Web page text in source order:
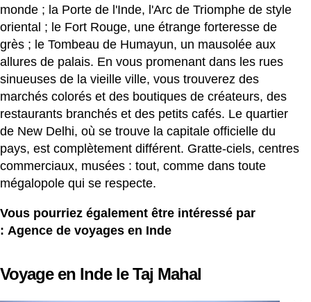
monde ; la Porte de l'Inde, l'Arc de Triomphe de style
oriental ; le Fort Rouge, une étrange forteresse de
grès ; le Tombeau de Humayun, un mausolée aux
allures de palais. En vous promenant dans les rues
sinueuses de la vieille ville, vous trouverez des
marchés colorés et des boutiques de créateurs, des
restaurants branchés et des petits cafés. Le quartier
de New Delhi, où se trouve la capitale officielle du
pays, est complètement différent. Gratte-ciels, centres
commerciaux, musées : tout, comme dans toute
mégalopole qui se respecte.
Vous pourriez également être intéressé par
: Agence de voyages en Inde
Voyage en Inde le Taj Mahal